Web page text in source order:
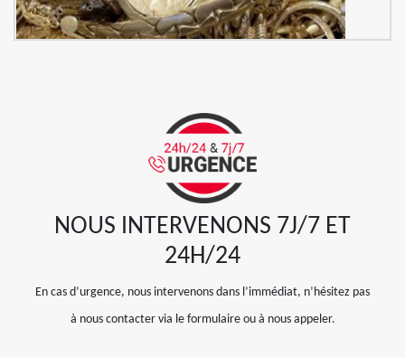
NOUS INTERVENONS 7J/7 ET
24H/24
En cas d’urgence, nous intervenons dans l’immédiat, n’hésitez pas
à nous contacter via le formulaire ou à nous appeler.